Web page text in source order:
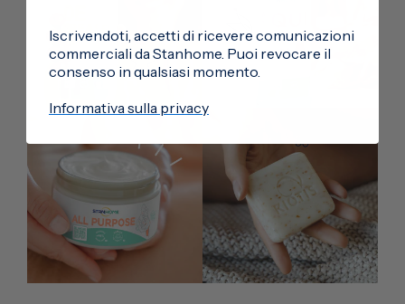
Iscrivendoti, accetti di ricevere comunicazioni
commerciali da Stanhome. Puoi revocare il
consenso in qualsiasi momento.
Informativa sulla privacy